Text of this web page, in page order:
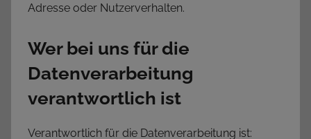
Adresse oder Nutzerverhalten.
Wer bei uns für die
Datenverarbeitung
verantwortlich ist
Verantwortlich für die Datenverarbeitung ist: